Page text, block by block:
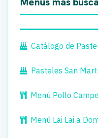
Catálogo de
Pasteles San
Menú Pollo
Menú Lai Lai a